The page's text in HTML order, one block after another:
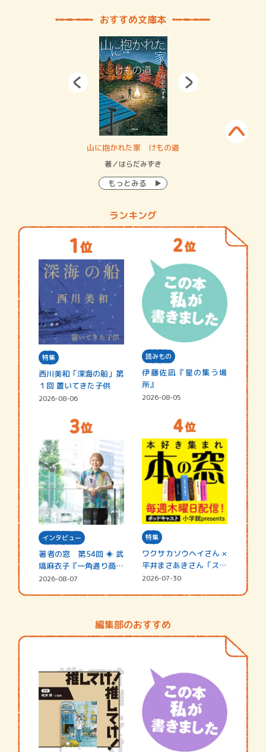
おすすめ文庫本
山に抱かれた家 けもの道
著／はらだみずき
もっとみる
ランキング
特集
西川美和「深海の船」第
１回 置いてきた子供
2026-08-06
読みもの
伊藤佐凪『星の集う場
所』
2026-08-05
インタビュー
著者の窓 第54回 ◈ 武
塙麻衣子『一角通り商店
街の…
2026-08-07
特集
ワクサカソウヘイさん ×
平井まさあきさん「スペ
シャ…
2026-07-30
編集部のおすすめ